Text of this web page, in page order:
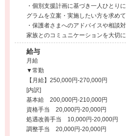
・個別支援計画に基づき一人ひとり
グラムを立案・実施したい方を求め
・保護者さまへのアドバイスや相談
家族とのコミュニケーションを大切
給与
月給
▼常勤
【月給】250,000円-270,000円
[内訳]
基本給 200,000円-210,000円
資格手当 20,000円-20,000円
処遇改善手当 10,000円-20,000円
調整手当 20,000円-20,000円